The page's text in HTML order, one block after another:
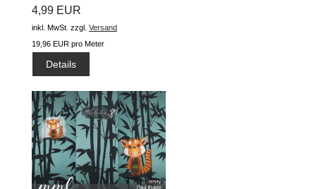
#sage"...
4,99 EUR
inkl. MwSt. zzgl. Versand
19,96 EUR pro Meter
Details